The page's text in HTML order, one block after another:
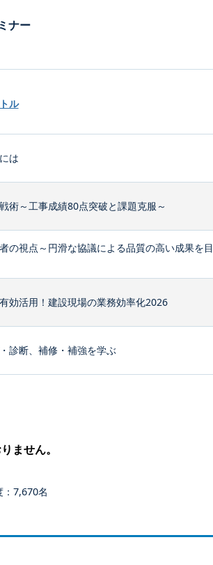
ナー
ル
は
術～工事成績80点突破と課題克服～
の視点～円滑な協議による品質の高い成果を目
効活用！建設現場の業務効率化2026
診断、補修・補強を学ぶ
ません。
7,670名